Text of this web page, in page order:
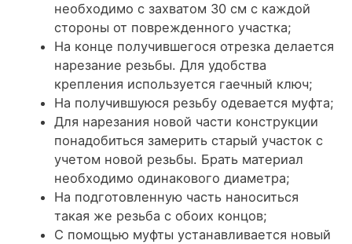
необходимо с захватом 30 см с каждой
стороны от поврежденного участка;
На конце получившегося отрезка делается
нарезание резьбы. Для удобства
крепления используется гаечный ключ;
На получившуюся резьбу одевается муфта;
Для нарезания новой части конструкции
понадобиться замерить старый участок с
учетом новой резьбы. Брать материал
необходимо одинакового диаметра;
На подготовленную часть наноситься
такая же резьба с обоих концов;
С помощью муфты устанавливается новый